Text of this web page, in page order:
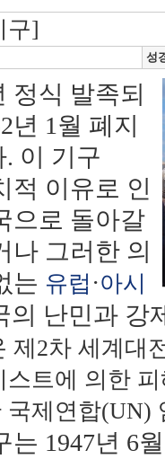
구]
성
정식 발족되
년 1월 폐지
이 기구
적 이유로 인
으로 돌아갈
나 그러한 의
는 유럽 ·아시
난민과 강
제2차 세계대
스트에 의한
국제연합(UN)
는 1947년 6